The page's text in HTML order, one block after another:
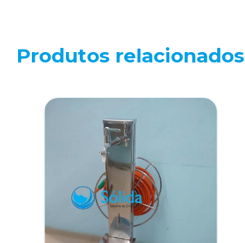
Produtos relacionados